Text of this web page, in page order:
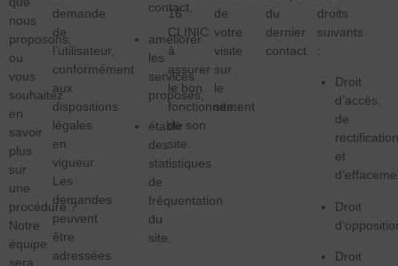
nous
proposons,
ou
vous
souhaitez
en
savoir
plus
sur
une
procédure ?
Notre
équipe
sera
demande
de
l’utilisateur,
conformément
aux
dispositions
légales
en
vigueur.
Les
demandes
peuvent
être
adressées
contact,
améliorer
les
services
proposés,
établir
des
statistiques
de
fréquentation
du
site,
16
CLINIC
à
assurer
le bon
fonctionnement
de son
site.
de
votre
visite
sur
le
site :
du
dernier
contact.
droits
suivants
:
Droit
d’accès,
de
et
Droit
Droit